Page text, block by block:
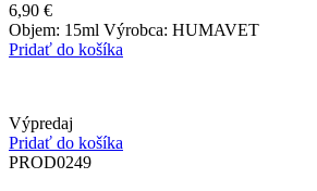
6,90 €
Objem: 15ml Výrobca: HUMAVET
Pridať do košíka
Výpredaj
Pridať do košíka
PROD0249